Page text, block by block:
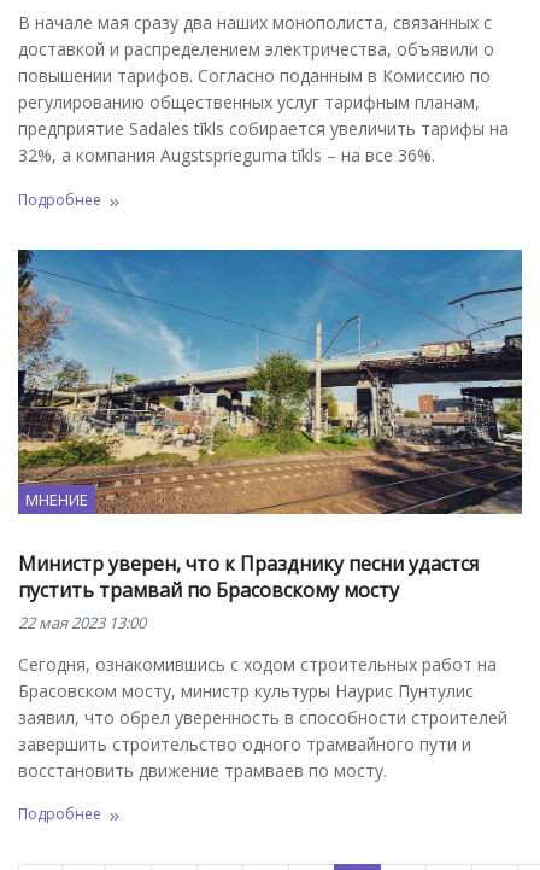
В начале мая сразу два наших монополиста, связанных с
доставкой и распределением электричества, объявили о
повышении тарифов. Согласно поданным в Комиссию по
регулированию общественных услуг тарифным планам,
предприятие Sadales tīkls собирается увеличить тарифы на
32%, а компания Augstsprieguma tīkls – на все 36%.
Подробнее
МНЕНИЕ
Министр уверен, что к Празднику песни удастся
пустить трамвай по Брасовскому мосту
22 мая 2023 13:00
Сегодня, ознакомившись с ходом строительных работ на
Брасовском мосту, министр культуры Наурис Пунтулис
заявил, что обрел уверенность в способности строителей
завершить строительство одного трамвайного пути и
восстановить движение трамваев по мосту.
Подробнее